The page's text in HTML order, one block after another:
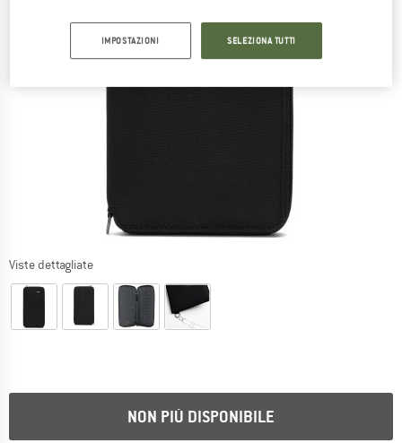
Viste dettagliate
NON PIÙ DISPONIBILE
IMPOSTAZIONI SELEZIONA TUTTI